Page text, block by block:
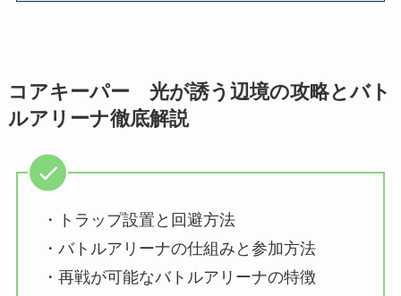
コアキーパー 光が誘う辺境の攻略とバト
ルアリーナ徹底解説
・トラップ設置と回避方法
・バトルアリーナの仕組みと参加方法
・再戦が可能なバトルアリーナの特徴